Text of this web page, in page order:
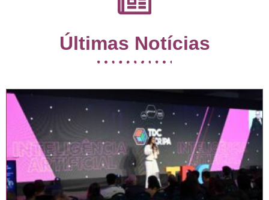
Últimas Notícias